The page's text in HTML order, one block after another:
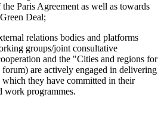
Paris Agreement as well as towards
Deal;
relations bodies and platforms
groups/joint consultative
and the "Cities and regions for
are actively engaged in delivering
they have committed in their
work programmes.